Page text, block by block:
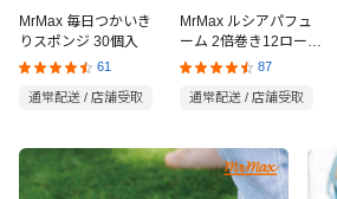
MrMax 毎日つかいき
りスポンジ 30個入
61
通常配送 / 店舗受取
MrMax ルシアパフュ
ーム 2倍巻き12ロール
ダブル
87
通常配送 / 店舗受取